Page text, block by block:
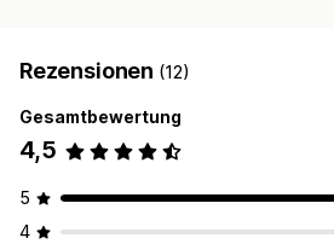
Rezensionen (12)
Gesamtbewertung
4,5
5
4